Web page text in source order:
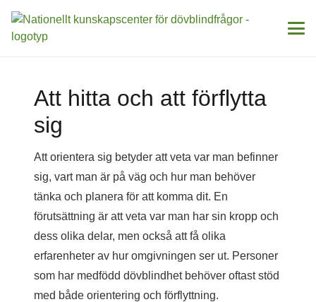
Att hitta och att förflytta
sig
Att orientera sig betyder att veta var man befinner
sig, vart man är på väg och hur man behöver
tänka och planera för att komma dit. En
förutsättning är att veta var man har sin kropp och
dess olika delar, men också att få olika
erfarenheter av hur omgivningen ser ut. Personer
som har medfödd dövblindhet behöver oftast stöd
med både orientering och förflyttning.